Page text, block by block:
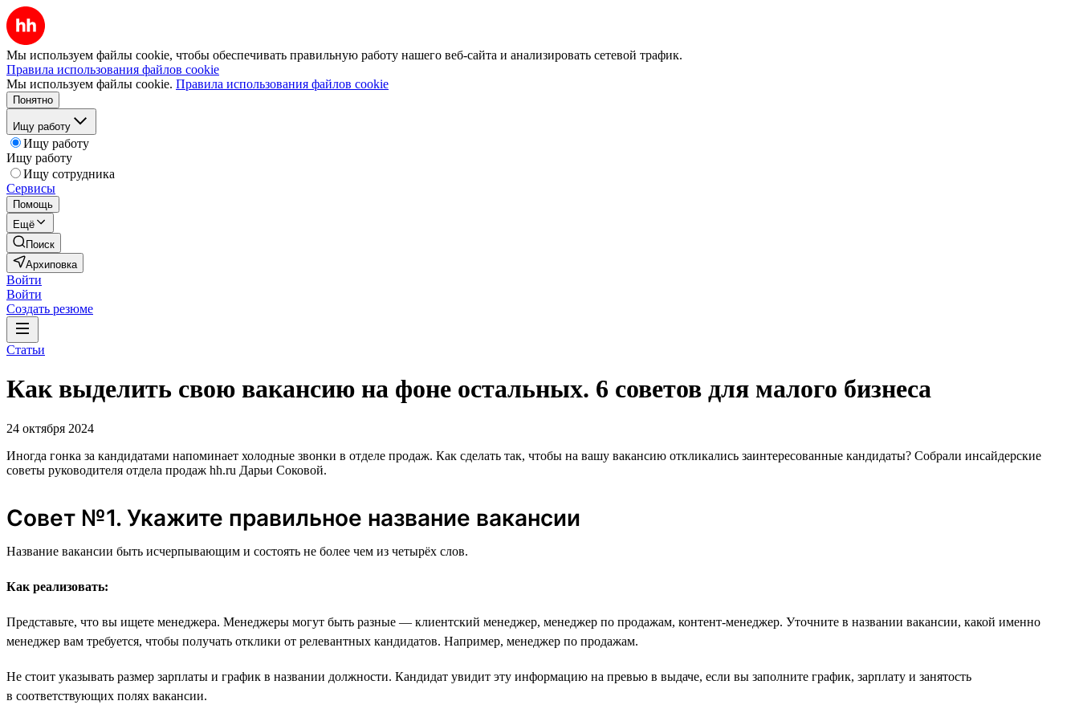
Мы используем файлы cookie, чтобы обеспечивать правильную работу нашего веб-сайта и анализировать сетевой трафик.
Правила использования файлов cookie
Мы используем файлы cookie. Правила использования файлов cookie
Понятно
Ищу работу
Ищу работу
Ищу работу
Ищу сотрудника
Сервисы
Помощь
Ещё
Поиск
Архиповка
Войти
Войти
Создать резюме
Статьи
Как выделить свою вакансию на фоне остальных. 6 советов для малого бизнеса
24 октября 2024
Иногда гонка за кандидатами напоминает холодные звонки в отделе продаж. Как сделать так, чтобы на вашу вакансию откликались заинтересованные кандидаты? Собрали инсайдерские
советы руководителя отдела продаж hh.ru Дарьи Соковой.
Совет №1. Укажите правильное название вакансии
Название вакансии быть исчерпывающим и состоять не более чем из четырёх слов.
Как реализовать:
Представьте, что вы ищете менеджера. Менеджеры могут быть разные — клиентский менеджер, менеджер по продажам, контент-менеджер. Уточните в названии вакансии, какой именно
менеджер вам требуется, чтобы получать отклики от релевантных кандидатов. Например, менеджер по продажам.
Не стоит указывать размер зарплаты и график в названии должности. Кандидат увидит эту информацию на превью в выдаче, если вы заполните график, зарплату и занятость
в соответствующих полях вакансии.